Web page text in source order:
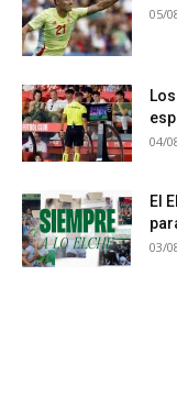
05/
04/
El
03/